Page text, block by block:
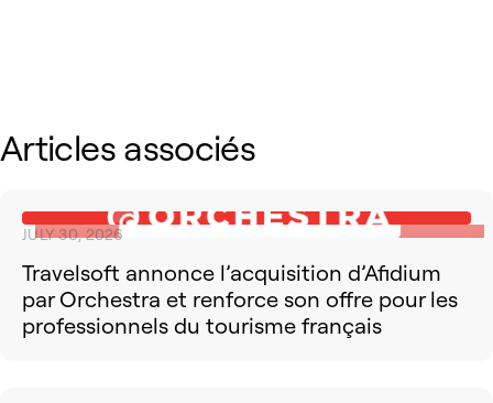
Articles associés
JULY 30, 2026
Travelsoft annonce l’acquisition d’Afidium
par Orchestra et renforce son offre pour les
professionnels du tourisme français